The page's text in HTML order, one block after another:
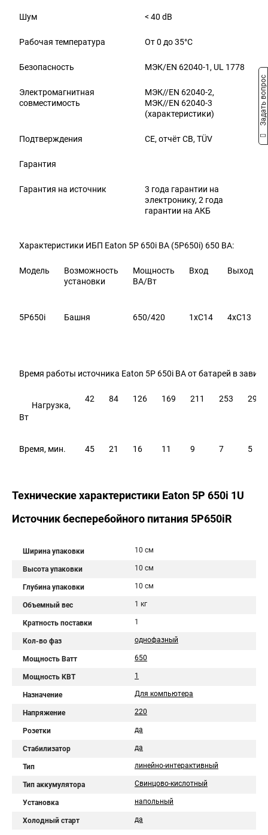
Шум < 40 dB
Рабочая температура От 0 до 35°C
Безопасность МЭК/EN 62040-1, UL 1778
Электромагнитная
совместимость
МЭК//EN 62040-2,
МЭК//EN 62040-3
(характеристики)
Подтверждения CE, отчёт CB, TÜV
Гарантия
Гарантия на источник
3 года гарантии на
электронику, 2 года
гарантии на АКБ
Характеристики ИБП Eaton 5P 650i ВА (5P650i) 650 ВА:
Модель
Возможность
установки
Мощность
ВА/Вт
Вход Выход
5P650i Башня 650/420 1хC14 4хC13
Время работы источника Eaton 5P 650i ВА от батарей в
Нагрузка,
Вт
42 84 126 169 211 253 295
Время, мин. 45 21 16 11 9 7 5
Технические характеристики Eaton 5P 650i 1U
Источник бесперебойного питания 5P650iR
Ширина упаковки 10 см
Высота упаковки 10 см
Глубина упаковки 10 см
Объемный вес 1 кг
Кратность поставки 1
Кол-во фаз однофазный
Мощность Ватт 650
Мощность КВТ 1
Назначение Для компьютера
Напряжение 220
Розетки да
Стабилизатор да
Тип линейно-интерактивный
Тип аккумулятора Свинцово-кислотный
Установка напольный
Холодный старт да
Задать вопрос